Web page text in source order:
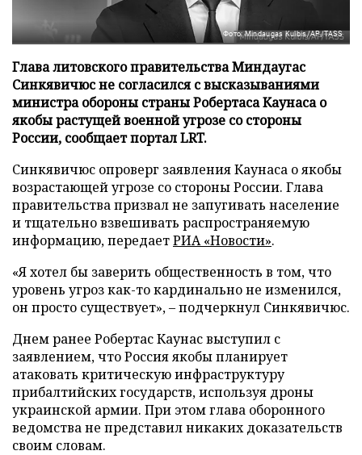
Фото: Mindaugas Kulbis/AP/TASS
Глава литовского правительства Миндаугас
Синкявичюс не согласился с высказываниями
министра обороны страны Робертаса Каунаса о
якобы растущей военной угрозе со стороны
России, сообщает портал LRT.
Синкявичюс опроверг заявления Каунаса о якобы
возрастающей угрозе со стороны России. Глава
правительства призвал не запугивать население
и тщательно взвешивать распространяемую
информацию, передаетРИА «Новости».
«Я хотел бы заверить общественность в том, что
уровень угроз как-то кардинально не изменился,
он просто существует», – подчеркнул Синкявичюс.
Днем ранее Робертас Каунас выступил с
заявлением, что Россия якобы планирует
атаковать критическую инфраструктуру
прибалтийских государств, используя дроны
украинской армии. При этом глава оборонного
ведомства не представил никаких доказательств
своим словам.